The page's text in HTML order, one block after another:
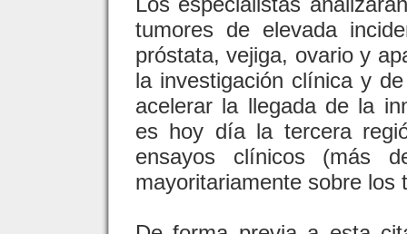
tumores de elevada
próstata, vejiga, ovario y
la investigación clínica y
acelerar la llegada de la
es hoy día la tercera
ensayos clínicos (más
mayoritariamente sobre los